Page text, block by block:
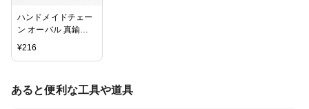
ハンドメイドチェー
ン オーバル 真鍮古
美 10cm
¥216
あると便利な工具や道具